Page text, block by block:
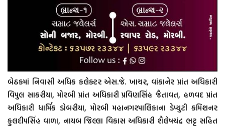
બેઠકમાં નિવાસી અધિક કલેક્ટર એસ.જે. ખાચર, વાંકાનેર પ્રાંત અધિકારી
વિપુલ સાકરીયા, મોરબી પ્રાંત અધિકારી પ્રવિણસિંહ જૈતાવત, હળવદ પ્રાંત
અધિકારી ધાર્મિક ડોબરીયા, મોરબી મહાનગરપાલિકાના ડેપ્યુટી કમિશનર
કુલદીપસિંહ વાળા, નાયબ જિલ્લા વિકાસ અધિકારી શૈલેષચંદ્ર ભટ્ટ સહિત